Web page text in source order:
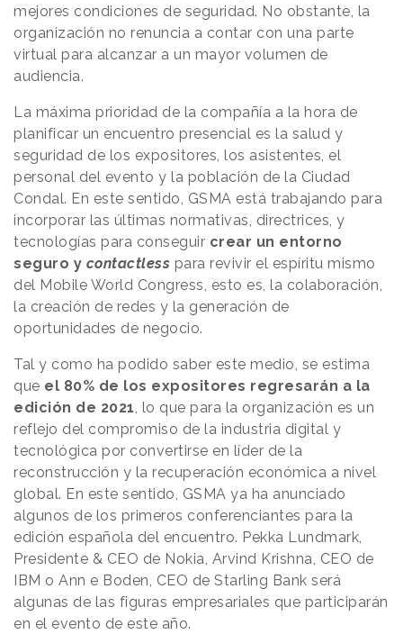
mejores condiciones de seguridad. No obstante, la
organización no renuncia a contar con una parte
virtual para alcanzar a un mayor volumen de
audiencia.
La máxima prioridad de la compañía a la hora de
planificar un encuentro presencial es la salud y
seguridad de los expositores, los asistentes, el
personal del evento y la población de la Ciudad
Condal. En este sentido, GSMA está trabajando para
incorporar las últimas normativas, directrices, y
tecnologías para conseguir crear un entorno
seguro y contactless para revivir el espíritu mismo
del Mobile World Congress, esto es, la colaboración,
la creación de redes y la generación de
oportunidades de negocio.
Tal y como ha podido saber este medio, se estima
que el 80% de los expositores regresarán a la
edición de 2021, lo que para la organización es un
reflejo del compromiso de la industria digital y
tecnológica por convertirse en líder de la
reconstrucción y la recuperación económica a nivel
global. En este sentido, GSMA ya ha anunciado
algunos de los primeros conferenciantes para la
edición española del encuentro. Pekka Lundmark,
Presidente & CEO de Nokia, Arvind Krishna, CEO de
IBM o Ann e Boden, CEO de Starling Bank será
algunas de las figuras empresariales que participarán
en el evento de este año.